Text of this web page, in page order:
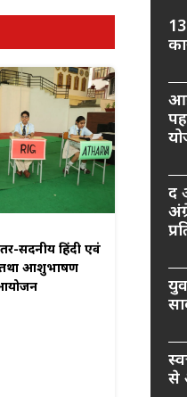
सदनीय हिंदी एवं
तथा आशुभाषण
द
से